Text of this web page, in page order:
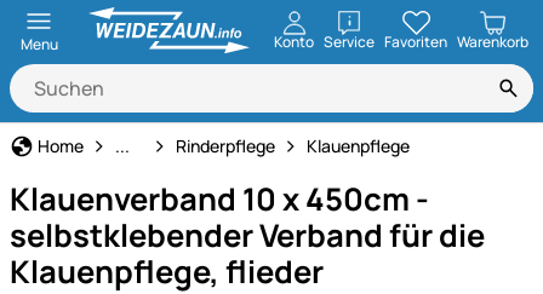
Menu Konto ServiceöffnenFavoriten Warenkorb
Home Rinderhaltung
... Rinderpflege Klauenpflege
Klauenverband 10 x 450cm -
selbstklebender Verband für die
Klauenpflege, flieder